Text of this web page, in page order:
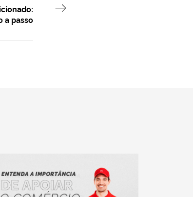
a passo